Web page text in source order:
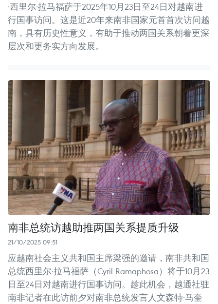
·西里尔·拉马福萨于2025年10月23日至24日对越南进
行国事访问。这是近20年来南非国家元首首次访问越
南，具有历史性意义，有助于推动两国关系朝着更深
层次和更务实方向发展。
南非总统访越助推两国关系提质升级
21/10/2025 09:51
应越南社会主义共和国主席梁强的邀请，南非共和国
总统西里尔·拉马福萨（Cyril Ramaphosa）将于10月23
日至24日对越南进行国事访问。趁此机会，越通社驻
南非记者在此访前夕对南非总统发言人文森特·马奎